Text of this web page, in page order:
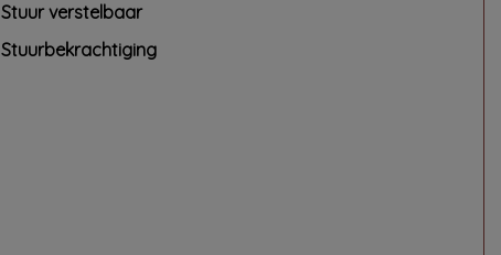
Stuur verstelbaar
Stuurbekrachtiging